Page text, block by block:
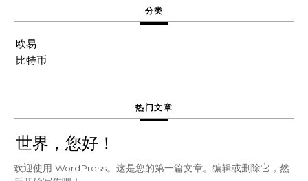
分类
欧易
比特币
热门文章
世界，您好！
欢迎使用 WordPress。这是您的第一篇文章。编辑或删除它，然